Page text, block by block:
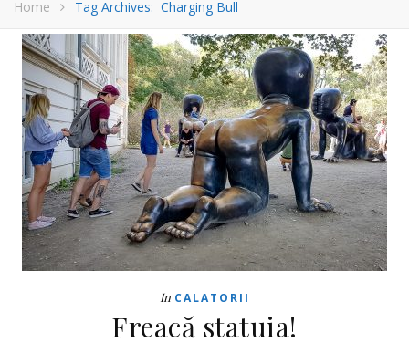
Home Tag Archives: Charging Bull
In CALATORII
Freacă statuia!